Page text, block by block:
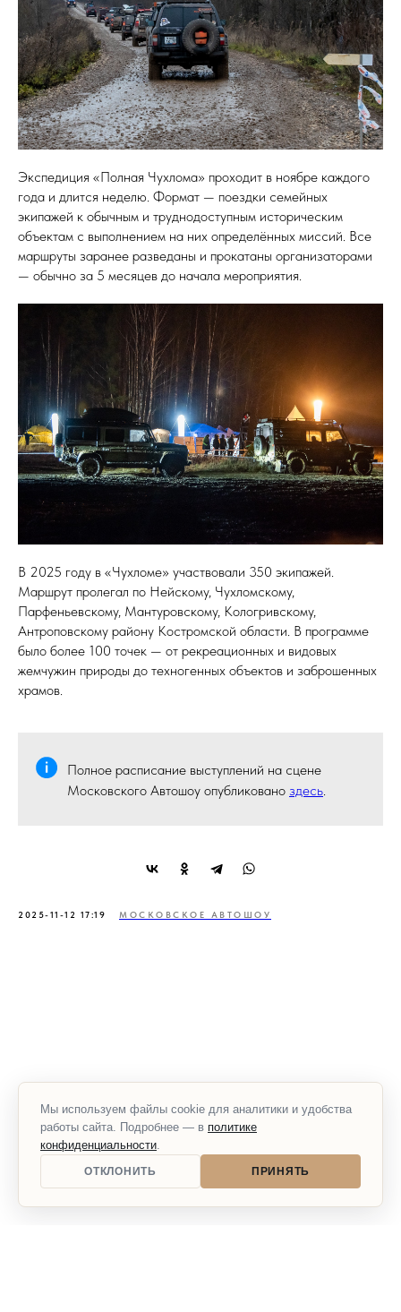
Мы используем файлы cookie для аналитики и удобства
работы сайта. Подробнее — в политике
конфиденциальности.
ОТКЛОНИТЬ ПРИНЯТЬ
Экспедиция «Полная Чухлома» проходит в ноябре каждого
года и длится неделю. Формат — поездки семейных
экипажей к обычным и труднодоступным историческим
объектам с выполнением на них определённых миссий. Все
маршруты заранее разведаны и прокатаны организаторами
— обычно за 5 месяцев до начала мероприятия.
В 2025 году в «Чухломе» участвовали 350 экипажей.
Маршрут пролегал по Нейскому, Чухломскому,
Парфеньевскому, Мантуровскому, Кологривскому,
Антроповскому району Костромской области. В программе
было более 100 точек — от рекреационных и видовых
жемчужин природы до техногенных объектов и заброшенных
храмов.
Полное расписание выступлений на сцене
Московского Автошоу опубликовано здесь.
2025-11-12 17:19 МОСКОВСКОЕ АВТОШОУ